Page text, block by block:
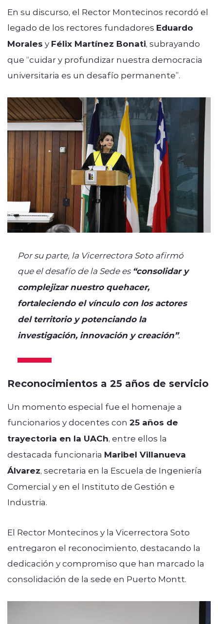
En su discurso, el Rector Montecinos recordó el
legado de los rectores fundadores Eduardo
Morales y Félix Martínez Bonati, subrayando
que “cuidar y profundizar nuestra democracia
universitaria es un desafío permanente”.
Por su parte, la Vicerrectora Soto afirmó
que el desafío de la Sede es“consolidar y
complejizar nuestro quehacer,
fortaleciendo el vínculo con los actores
del territorio y potenciando la
investigación, innovación y creación”.
Reconocimientos a 25 años de servicio
Un momento especial fue el homenaje a
funcionarios y docentes con 25 años de
trayectoria en la UACh, entre ellos la
destacada funcionaria Maribel Villanueva
Álvarez, secretaria en la Escuela de Ingeniería
Comercial y en el Instituto de Gestión e
Industria.
El Rector Montecinos y la Vicerrectora Soto
entregaron el reconocimiento, destacando la
dedicación y compromiso que han marcado la
consolidación de la sede en Puerto Montt.